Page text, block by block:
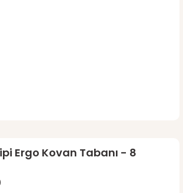
Ergo Kovan Tabanı - 8